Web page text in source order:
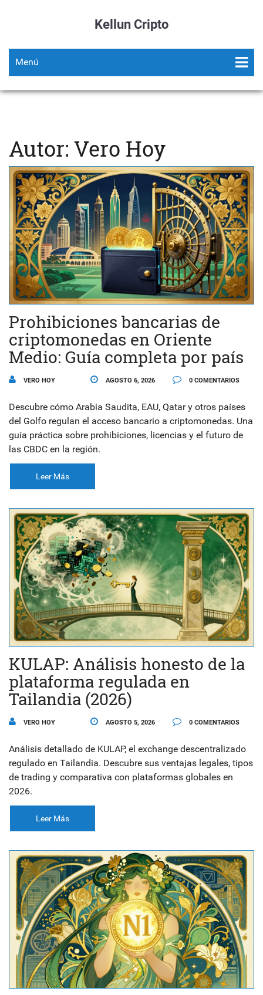
Kellun Cripto
Menú
Autor: Vero Hoy
Prohibiciones bancarias de
criptomonedas en Oriente
Medio: Guía completa por país
VERO HOY AGOSTO 6, 2026 0 COMENTARIOS
Descubre cómo Arabia Saudita, EAU, Qatar y otros países
del Golfo regulan el acceso bancario a criptomonedas. Una
guía práctica sobre prohibiciones, licencias y el futuro de
las CBDC en la región.
Leer Más
KULAP: Análisis honesto de la
plataforma regulada en
Tailandia (2026)
VERO HOY AGOSTO 5, 2026 0 COMENTARIOS
Análisis detallado de KULAP, el exchange descentralizado
regulado en Tailandia. Descubre sus ventajas legales, tipos
de trading y comparativa con plataformas globales en
2026.
Leer Más